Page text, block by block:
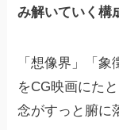
み解いていく構
「想像界」「
をCG映画にた
念がすっと腑に